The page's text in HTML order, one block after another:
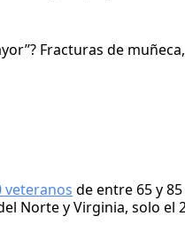
Fracturas de
veteranos de entre 65 y
Norte y Virginia, solo